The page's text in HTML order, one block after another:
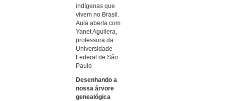
indígenas que
vivem no Brasil.
Aula aberta com
Yanet Aguilera,
professora da
Universidade
Federal de São
Paulo
Desenhando a
nossa árvore
genealógica